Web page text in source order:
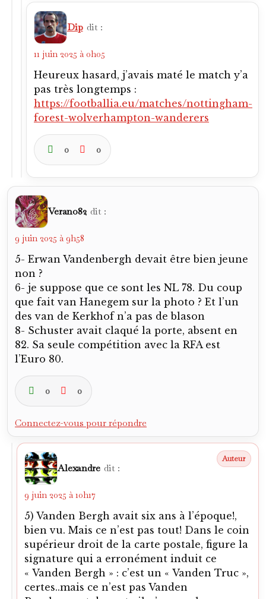
Dip dit :
11 juin 2025 à 0h05
Heureux hasard, j’avais maté le match y’a
pas très longtemps :
https://footballia.eu/matches/nottingham-
forest-wolverhampton-wanderers
0 0
Verano82 dit :
9 juin 2025 à 9h58
5- Erwan Vandenbergh devait être bien jeune
non ?
6- je suppose que ce sont les NL 78. Du coup
que fait van Hanegem sur la photo ? Et l’un
des van de Kerkhof n’a pas de blason
8- Schuster avait claqué la porte, absent en
82. Sa seule compétition avec la RFA est
l’Euro 80.
0 0
Connectez-vous pour répondre
Alexandre dit :
9 juin 2025 à 10h17
5) Vanden Bergh avait six ans à l’époque!,
bien vu. Mais ce n’est pas tout! Dans le coin
supérieur droit de la carte postale, figure la
signature qui a erronément induit ce
« Vanden Bergh » : c’est un « Vanden Truc »,
certes..mais ce n’est pas Vanden